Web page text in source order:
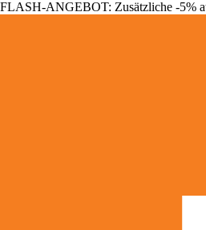
FLASH-ANGEBOT: Zusätzliche -5%